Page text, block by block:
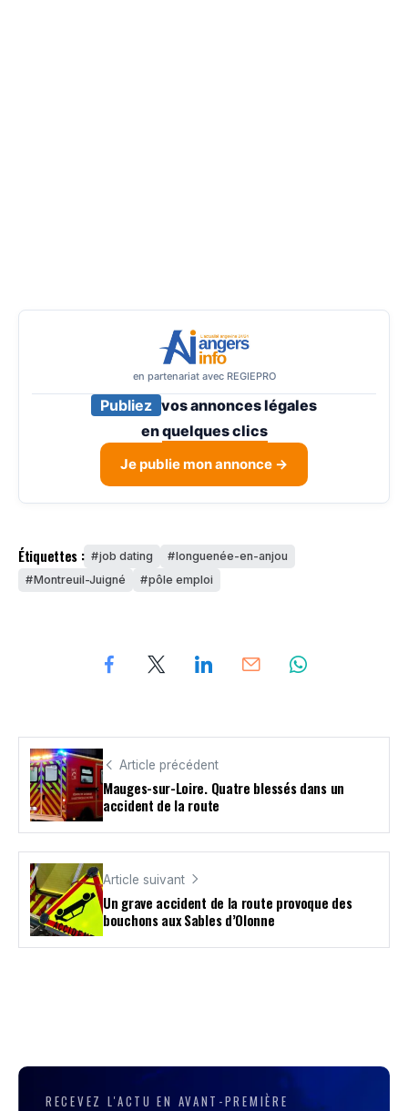
en partenariat avec REGIEPRO
Publiez vos annonces légales
enquelques clics
Je publie mon annonce →
Étiquettes : job dating
longuenée-en-anjou
Montreuil-Juigné
pôle emploi
Article précédent
Mauges-sur-Loire. Quatre blessés dans un
accident de la route
Article suivant
Un grave accident de la route provoque des
bouchons aux Sables d’Olonne
RECEVEZ L'ACTU EN AVANT-PREMIÈRE